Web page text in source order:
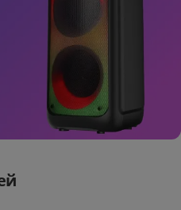
14.00руб/мес
Стоимость: 699
Вернём до14.28